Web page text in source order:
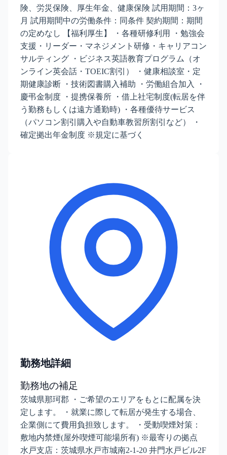
険、労災保険、厚生年金、健康保険 試用期間：3ヶ
月 試用期間中の労働条件：同条件 契約期間：期間
の定めなし 【福利厚生】 ・各種研修利用 ・勉強会
支援・リーダー・マネジメント研修・キャリアコン
サルティング ・ビジネス英語教育プログラム（オ
ンライン英会話・TOEIC割引） ・健康相談室・定
期健康診断 ・技術図書購入補助 ・労働組合加入 ・
慶弔金制度 ・提携保養所 ・借上社宅制度(転居を伴
う勤務もしくは遠方通勤時) ・各種優待サービス
（パソコン割引購入や自動車教習所割引など） ・
確定拠出年金制度 ※規定に基づく
勤務地詳細
勤務地の補足
茨城県那珂郡 ・ご希望のエリアをもとに配属を決
定します。 ・就業に際して転居が発生する場合、
企業側にて費用負担致します。 ・受動喫煙対策：
敷地内禁煙(屋外喫煙可能場所有) ※最寄りの拠点
水戸支店：茨城県水戸市城南2-1-20 井門水戸ビル2F